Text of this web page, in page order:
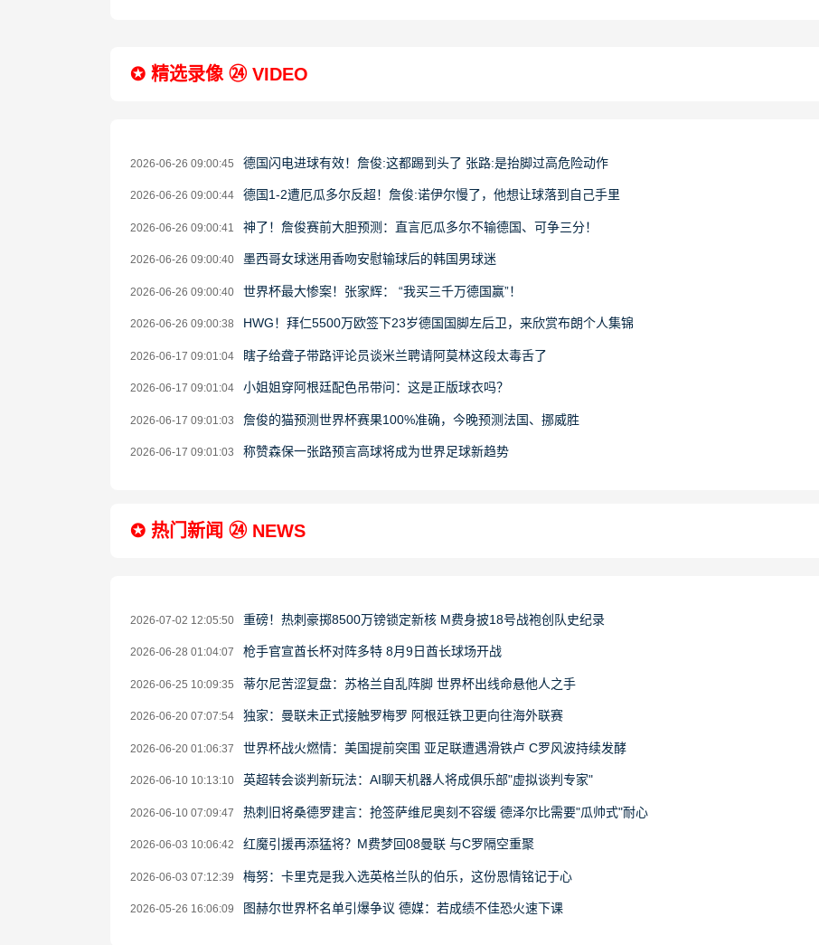
✪ 精选录像 ㉔ VIDEO
2026-06-26 09:00:45 德国闪电进球有效！詹俊:这都踢到头了 张路:是抬脚过高危险动作
2026-06-26 09:00:44 德国1-2遭厄瓜多尔反超！詹俊:诺伊尔慢了，他想让球落到自己手里
2026-06-26 09:00:41 神了！詹俊赛前大胆预测：直言厄瓜多尔不输德国、可争三分！
2026-06-26 09:00:40 墨西哥女球迷用香吻安慰输球后的韩国男球迷
2026-06-26 09:00:40 世界杯最大惨案！张家辉： “我买三千万德国赢”！
2026-06-26 09:00:38 HWG！拜仁5500万欧签下23岁德国国脚左后卫，来欣赏布朗个人集锦
2026-06-17 09:01:04 瞎子给聋子带路评论员谈米兰聘请阿莫林这段太毒舌了
2026-06-17 09:01:04 小姐姐穿阿根廷配色吊带问：这是正版球衣吗？
2026-06-17 09:01:03 詹俊的猫预测世界杯赛果100%准确，今晚预测法国、挪威胜
2026-06-17 09:01:03 称赞森保一张路预言高球将成为世界足球新趋势
✪ 热门新闻 ㉔ NEWS
2026-07-02 12:05:50 重磅！热刺豪掷8500万镑锁定新核 M费身披18号战袍创队史纪录
2026-06-28 01:04:07 枪手官宣酋长杯对阵多特 8月9日酋长球场开战
2026-06-25 10:09:35 蒂尔尼苦涩复盘：苏格兰自乱阵脚 世界杯出线命悬他人之手
2026-06-20 07:07:54 独家：曼联未正式接触罗梅罗 阿根廷铁卫更向往海外联赛
2026-06-20 01:06:37 世界杯战火燃情：美国提前突围 亚足联遭遇滑铁卢 C罗风波持续发酵
2026-06-10 10:13:10 英超转会谈判新玩法：AI聊天机器人将成俱乐部"虚拟谈判专家"
2026-06-10 07:09:47 热刺旧将桑德罗建言：抢签萨维尼奥刻不容缓 德泽尔比需要"瓜帅式"耐心
2026-06-03 10:06:42 红魔引援再添猛将？M费梦回08曼联 与C罗隔空重聚
2026-06-03 07:12:39 梅努：卡里克是我入选英格兰队的伯乐，这份恩情铭记于心
2026-05-26 16:06:09 图赫尔世界杯名单引爆争议 德媒：若成绩不佳恐火速下课